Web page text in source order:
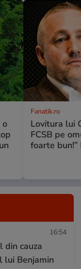
o
Fanatik.ro
Lovitura lui
FCSB pe
foarte bun!”
16:54
din cauza
lui Benjamin